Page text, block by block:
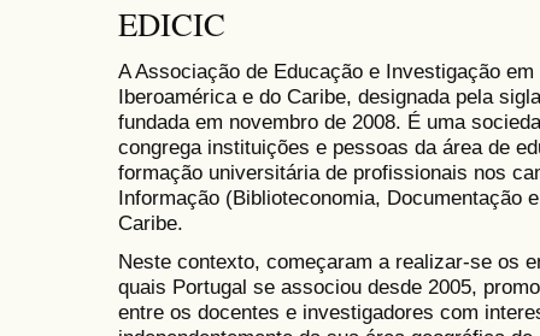
EDICIC
A Associação de Educação e Investigação
Iberoamérica e do Caribe, designada pela
fundada em novembro de 2008. É uma
congrega instituições e pessoas da área de
formação universitária de profissionais nos
Informação (Biblioteconomia, Documentação
Caribe.
Neste contexto, começaram a realizar-se os
quais Portugal se associou desde 2005,
entre os docentes e investigadores com